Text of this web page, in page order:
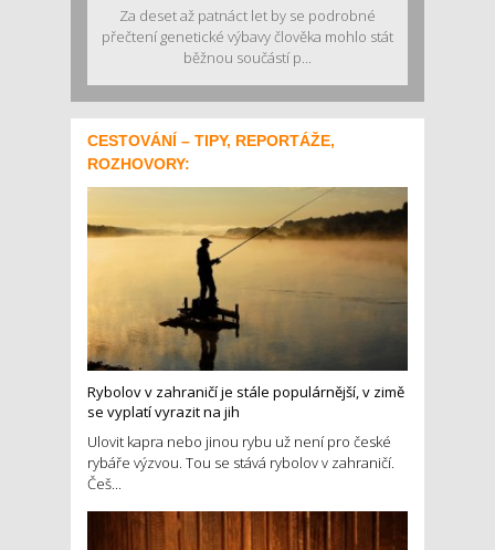
Za deset až patnáct let by se podrobné
přečtení genetické výbavy člověka mohlo stát
běžnou součástí p...
CESTOVÁNÍ – TIPY, REPORTÁŽE,
ROZHOVORY:
Rybolov v zahraničí je stále populárnější, v zimě
se vyplatí vyrazit na jih
Ulovit kapra nebo jinou rybu už není pro české
rybáře výzvou. Tou se stává rybolov v zahraničí.
Češ...